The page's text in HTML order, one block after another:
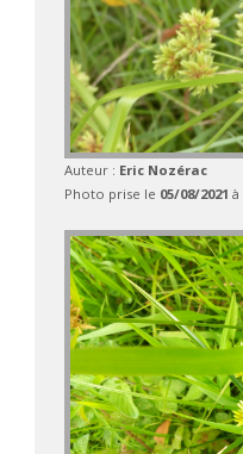
Auteur : Eric Nozérac
Photo prise le 05/08/2021 à